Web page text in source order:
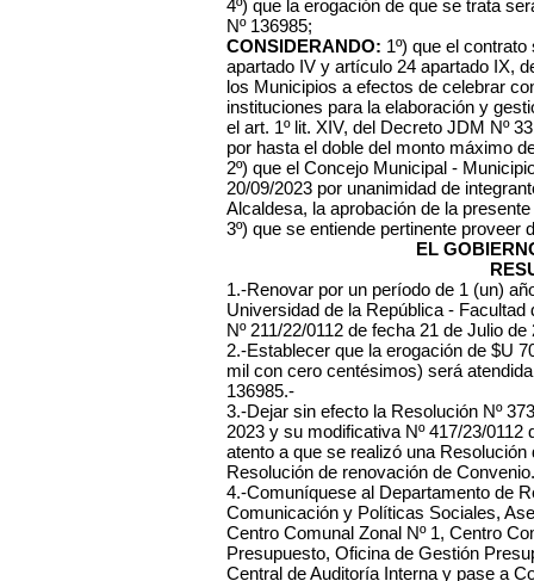
4º) que la erogación de que se trata
Nº 136985;
CONSIDERANDO: 1º) que el
apartado IV y artículo 24 apartado IX,
los Municipios a efectos de celebrar
instituciones para la elaboración y
el art. 1º lit. XIV, del Decreto JDM Nº
por hasta el doble del monto máximo
2º) que el Concejo Municipal -
20/09/2023 por unanimidad de
Alcaldesa, la aprobación de la
3º) que se entiende pertinente proveer
EL
1.-Renovar por un período de 1 (un)
Universidad de la República -
Nº 211/22/0112 de fecha 21 de Julio de
2.-Establecer que la erogación de $U
mil con cero centésimos) será
136985.-
3.-Dejar sin efecto la Resolución Nº
2023 y su modificativa Nº 417/23/
atento a que se realizó una
Resolución de renovación de
4.-Comuníquese al Departamento de
Comunicación y Políticas Sociales,
Centro Comunal Zonal Nº 1, Centro
Presupuesto, Oficina de Gestión
Central de Auditoría Interna y pase a